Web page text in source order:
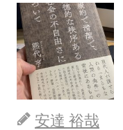
安達 裕哉